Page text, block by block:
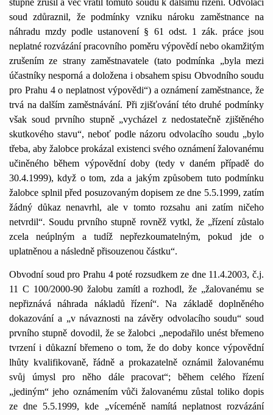
stupně zrušil a věc vrátil tomuto soudu k dalšímu řízení. Odvolací
soud zdůraznil, že podmínky vzniku nároku zaměstnance na
náhradu mzdy podle ustanovení § 61 odst. 1 zák. práce jsou
neplatné rozvázání pracovního poměru výpovědí nebo okamžitým
zrušením ze strany zaměstnavatele (tato podmínka „byla mezi
účastníky nesporná a doložena i obsahem spisu Obvodního soudu
pro Prahu 4 o neplatnost výpovědi“) a oznámení zaměstnance, že
trvá na dalším zaměstnávání. Při zjišťování této druhé podmínky
však soud prvního stupně „vycházel z nedostatečně zjištěného
skutkového stavu“, neboť podle názoru odvolacího soudu „bylo
třeba, aby žalobce prokázal existenci svého oznámení žalovanému
učiněného během výpovědní doby (tedy v daném případě do
30.4.1999), když o tom, zda a jakým způsobem tuto podmínku
žalobce splnil před posuzovaným dopisem ze dne 5.5.1999, zatím
žádný důkaz nenavrhl, ale v tomto rozsahu ani zatím ničeho
netvrdil“. Soudu prvního stupně rovněž vytkl, že „řízení zůstalo
zcela neúplným a tudíž nepřezkoumatelným, pokud jde o
uplatněnou a následně přisouzenou částku“.
Obvodní soud pro Prahu 4 poté rozsudkem ze dne 11.4.2003, č.j.
11 C 100/2000-90 žalobu zamítl a rozhodl, že „žalovanému se
nepřiznává náhrada nákladů řízení“. Na základě doplněného
dokazování a „v návaznosti na závěry odvolacího soudu“ soud
prvního stupně dovodil, že se žalobci „nepodařilo unést břemeno
tvrzení i důkazní břemeno o tom, že do doby konce výpovědní
lhůty kvalifikovaně, řádně a prokazatelně oznámil žalovanému
svůj úmysl pro něho dále pracovat“; během celého řízení
„jediným“ jeho oznámením vůči žalovanému zůstal toliko dopis
ze dne 5.5.1999, kde „víceméně namítá neplatnost rozvázání